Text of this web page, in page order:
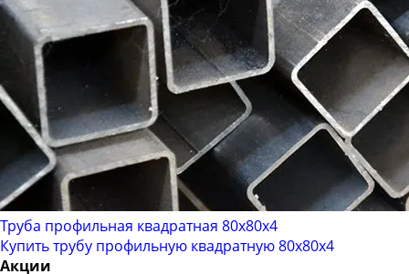
Труба профильная квадратная 80х80х4
Купить трубу профильную квадратную 80х80х4
Акции